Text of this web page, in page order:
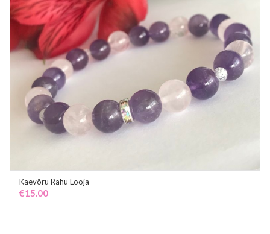
Käevõru Rahu Looja
€15.00